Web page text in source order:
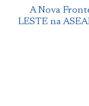
A Nova
LESTE na